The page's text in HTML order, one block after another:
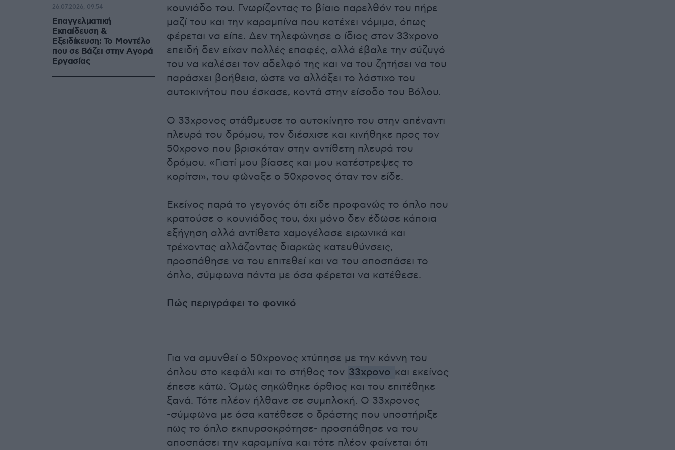
κουνιάδο του. Γνωρίζοντας το βίαιο παρελθόν του πήρε
μαζί του και την καραμπίνα που κατέχει νόμιμα, όπως
φέρεται να είπε. Δεν τηλεφώνησε ο ίδιος στον 33χρονο
επειδή δεν είχαν πολλές επαφές, αλλά έβαλε την σύζυγό
του να καλέσει τον αδελφό της και να του ζητήσει να του
παράσχει βοήθεια, ώστε να αλλάξει το λάστιχο του
αυτοκινήτου που έσκασε, κοντά στην είσοδο του Βόλου.
Ο 33χρονος στάθμευσε το αυτοκίνητο του στην απέναντι
πλευρά του δρόμου, τον διέσχισε και κινήθηκε προς τον
50χρονο που βρισκόταν στην αντίθετη πλευρά του
δρόμου. «Γιατί μου βίασες και μου κατέστρεψες το
κορίτσι», του φώναξε ο 50χρονος όταν τον είδε.
Εκείνος παρά το γεγονός ότι είδε προφανώς το όπλο που
κρατούσε ο κουνιάδος του, όχι μόνο δεν έδωσε κάποια
εξήγηση αλλά αντίθετα χαμογέλασε ειρωνικά και
τρέχοντας αλλάζοντας διαρκώς κατευθύνσεις,
προσπάθησε να του επιτεθεί και να του αποσπάσει το
όπλο, σύμφωνα πάντα με όσα φέρεται να κατέθεσε.
Πώς περιγράφει το φονικό
Για να αμυνθεί ο 50χρονος χτύπησε με την κάννη του
όπλου στο κεφάλι και το στήθος τον 33χρονο και εκείνος
έπεσε κάτω. Όμως σηκώθηκε όρθιος και του επιτέθηκε
ξανά. Τότε πλέον ήλθανε σε συμπλοκή. Ο 33χρονος
-σύμφωνα με όσα κατέθεσε ο δράστης που υποστήριξε
πως το όπλο εκπυρσοκρότησε- προσπάθησε να του
αποσπάσει την καραμπίνα και τότε πλέον φαίνεται ότι
Επαγγελματική
Εκπαίδευση &
Εξειδίκευση: Το Mοντέλο
που σε Bάζει στην Aγορά
Eργασίας
26.07.2026, 09:54